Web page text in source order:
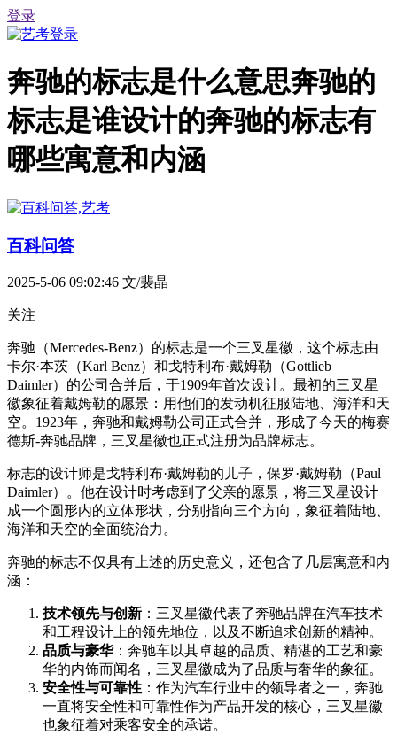
登录
奔驰的标志是什么意思奔驰的
标志是谁设计的奔驰的标志有
哪些寓意和内涵
百科问答
2025-5-06 09:02:46 文/裴晶
关注
奔驰（Mercedes-Benz）的标志是一个三叉星徽，这个标志由
卡尔·本茨（Karl Benz）和戈特利布·戴姆勒（Gottlieb
Daimler）的公司合并后，于1909年首次设计。最初的三叉星
徽象征着戴姆勒的愿景：用他们的发动机征服陆地、海洋和天
空。1923年，奔驰和戴姆勒公司正式合并，形成了今天的梅赛
德斯-奔驰品牌，三叉星徽也正式注册为品牌标志。
标志的设计师是戈特利布·戴姆勒的儿子，保罗·戴姆勒（Paul
Daimler）。他在设计时考虑到了父亲的愿景，将三叉星设计
成一个圆形内的立体形状，分别指向三个方向，象征着陆地、
海洋和天空的全面统治力。
奔驰的标志不仅具有上述的历史意义，还包含了几层寓意和内
涵：
技术领先与创新 ：三叉星徽代表了奔驰品牌在汽车技术
和工程设计上的领先地位，以及不断追求创新的精神。
品质与豪华：奔驰车以其卓越的品质、精湛的工艺和豪
华的内饰而闻名，三叉星徽成为了品质与奢华的象征。
安全性与可靠性 ：作为汽车行业中的领导者之一，奔驰
一直将安全性和可靠性作为产品开发的核心，三叉星徽
也象征着对乘客安全的承诺。